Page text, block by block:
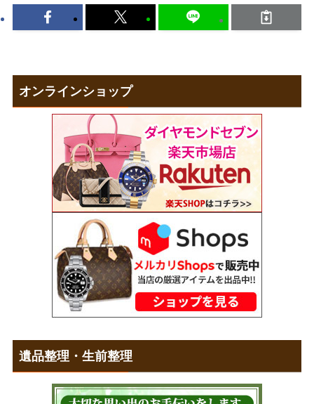
オンラインショップ
遺品整理・生前整理